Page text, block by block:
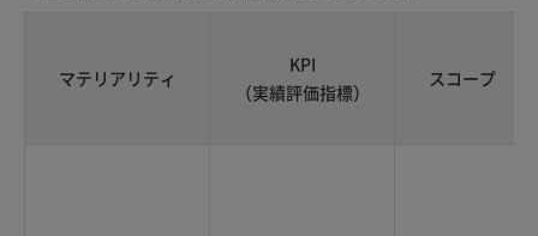
マテリアリティ
KPI
（実績評価指標）
スコープ